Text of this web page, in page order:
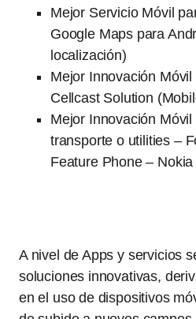
Mejor Servicio Móvil
Google Maps para
localización)
Mejor Innovación
Cellcast Solution
Mejor Innovación
transporte o utilities –
Feature Phone –
A nivel de Apps y servicios
soluciones innovativas,
en el uso de dispositivos